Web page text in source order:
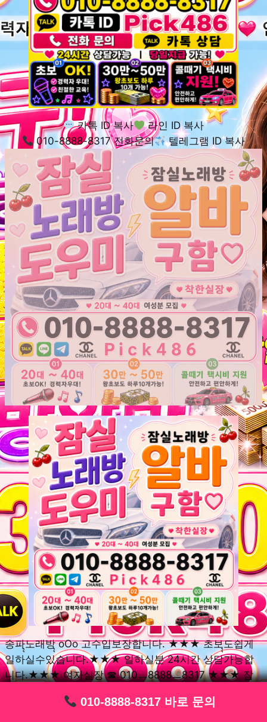
010-8888-8317 바로 문의
010-8888-8317 바로 문의
010-8888-8317 바로 문의
010-8888-8317 바로 문의
010-8888-8317 바로 문의
010-8888-8317 바로 문의
카톡 ID 복사
라인 ID 복사
010-8888-8317 전화문의
텔레그램 ID 복사
송파ุุ노래방ุุ oOo 고수입보장합니다. ★★★ 초보ุุ도쉽게
일하실수있습니다.★★★ 일하실분 24시간 상담가능합
니다.★★★ 여자실장 ☎ 010ㅡ8888ㅡ8317 ★★★ 잠
세요. 여성ㅣุุ알바ุุㅣ여기 신천동ุุ노래방ุุ ◞✿ 풍납동ุุ노래방ุุ
010-8888-8317 바로 문의
010-8888-8317 바로 문의
010-8888-8317 바로 문의